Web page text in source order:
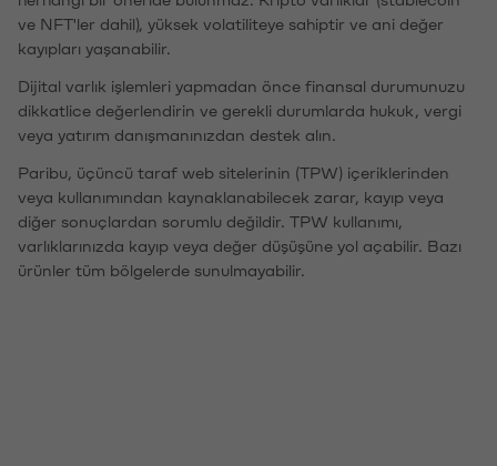
ve NFT'ler dahil), yüksek volatiliteye sahiptir ve ani değer
kayıpları yaşanabilir.
Dijital varlık işlemleri yapmadan önce finansal durumunuzu
dikkatlice değerlendirin ve gerekli durumlarda hukuk, vergi
veya yatırım danışmanınızdan destek alın.
Paribu, üçüncü taraf web sitelerinin (TPW) içeriklerinden
veya kullanımından kaynaklanabilecek zarar, kayıp veya
diğer sonuçlardan sorumlu değildir. TPW kullanımı,
varlıklarınızda kayıp veya değer düşüşüne yol açabilir. Bazı
ürünler tüm bölgelerde sunulmayabilir.